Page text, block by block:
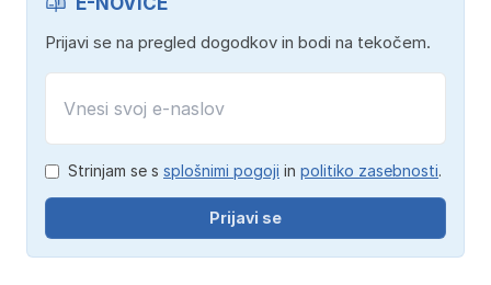
Prijavi se na pregled dogodkov in bodi na tekočem.
Strinjam se s splošnimi pogoji in politiko zasebnosti.
Prijavi se